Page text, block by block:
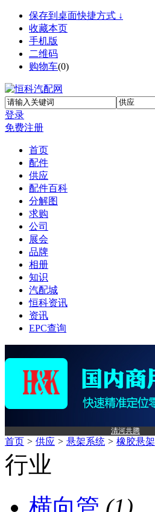
保存到桌面快捷方式 ↓
收藏本页
手机版
二维码
购物车(0)
登录
免费注册
首页
配件
供应
配件百科
分解图
求购
公司
展会
品牌
相册
知识
汽配城
恒科资讯
资讯
EPC查询
清河共腾
首页 > 供应 > 悬架系统 > 橡胶悬架
行业
横向管 (1)